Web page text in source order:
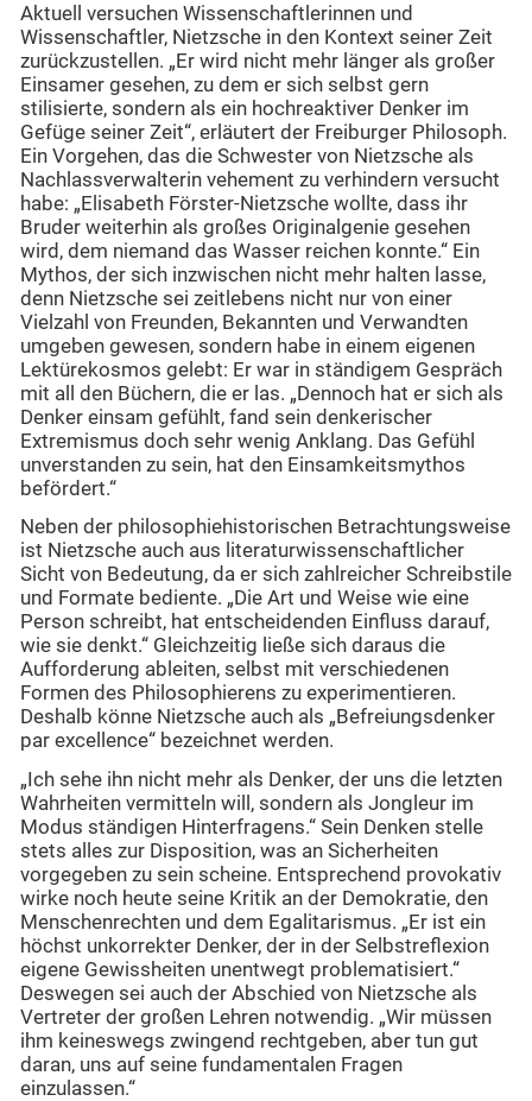
Aktuell versuchen Wissenschaftlerinnen und
Wissenschaftler, Nietzsche in den Kontext seiner Zeit
zurückzustellen. „Er wird nicht mehr länger als großer
Einsamer gesehen, zu dem er sich selbst gern
stilisierte, sondern als ein hochreaktiver Denker im
Gefüge seiner Zeit“, erläutert der Freiburger Philosoph.
Ein Vorgehen, das die Schwester von Nietzsche als
Nachlassverwalterin vehement zu verhindern versucht
habe: „Elisabeth Förster-Nietzsche wollte, dass ihr
Bruder weiterhin als großes Originalgenie gesehen
wird, dem niemand das Wasser reichen konnte.“ Ein
Mythos, der sich inzwischen nicht mehr halten lasse,
denn Nietzsche sei zeitlebens nicht nur von einer
Vielzahl von Freunden, Bekannten und Verwandten
umgeben gewesen, sondern habe in einem eigenen
Lektürekosmos gelebt: Er war in ständigem Gespräch
mit all den Büchern, die er las. „Dennoch hat er sich als
Denker einsam gefühlt, fand sein denkerischer
Extremismus doch sehr wenig Anklang. Das Gefühl
unverstanden zu sein, hat den Einsamkeitsmythos
befördert.“
Neben der philosophiehistorischen Betrachtungsweise
ist Nietzsche auch aus literaturwissenschaftlicher
Sicht von Bedeutung, da er sich zahlreicher Schreibstile
und Formate bediente. „Die Art und Weise wie eine
Person schreibt, hat entscheidenden Einfluss darauf,
wie sie denkt.“ Gleichzeitig ließe sich daraus die
Aufforderung ableiten, selbst mit verschiedenen
Formen des Philosophierens zu experimentieren.
Deshalb könne Nietzsche auch als „Befreiungsdenker
par excellence“ bezeichnet werden.
„Ich sehe ihn nicht mehr als Denker, der uns die letzten
Wahrheiten vermitteln will, sondern als Jongleur im
Modus ständigen Hinterfragens.“ Sein Denken stelle
stets alles zur Disposition, was an Sicherheiten
vorgegeben zu sein scheine. Entsprechend provokativ
wirke noch heute seine Kritik an der Demokratie, den
Menschenrechten und dem Egalitarismus. „Er ist ein
höchst unkorrekter Denker, der in der Selbstreflexion
eigene Gewissheiten unentwegt problematisiert.“
Deswegen sei auch der Abschied von Nietzsche als
Vertreter der großen Lehren notwendig. „Wir müssen
ihm keineswegs zwingend rechtgeben, aber tun gut
daran, uns auf seine fundamentalen Fragen
einzulassen.“